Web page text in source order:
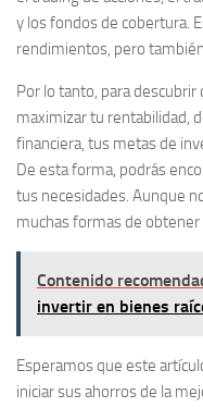
y losfondos de cobertura.
rendimientos, pero
Por lo tanto, para
maximizar tu rentabilidad,
financiera, tus metas de
De esta forma, podrás
tus necesidades. Aunque
muchas formas de
Contenido
invertir en bienes
Esperamos que este
iniciar sus ahorros de la